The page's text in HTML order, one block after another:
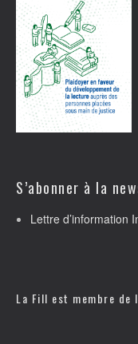
S’abonner à la
Lettre d’information
La Fill est membre de